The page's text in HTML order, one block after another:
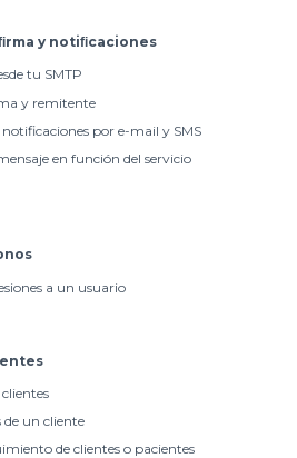
y notiﬁcaciones
tu SMTP
y remitente
por e-mail y SMS
en función del servicio
a un usuario
de un cliente
de clientes o pacientes